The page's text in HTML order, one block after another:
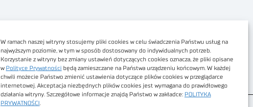
W ramach naszej witryny stosujemy pliki cookies w celu świadczenia Państwu usług na
najwyższym poziomie, w tym w sposób dostosowany do indywidualnych potrzeb.
Korzystanie z witryny bez zmiany ustawień dotyczących cookies oznacza, że pliki opisane
w Polityce Prywatności będą zamieszczane na Państwa urządzeniu końcowym. W każdej
chwili możecie Państwo zmienić ustawienia dotyczące plików cookies w przeglądarce
internetowej. Akceptacja niezbędnych plików cookies jest wymagana do prawidłowego
działania witryny. Szczegółowe informacje znajdą Państwo w zakładce: POLITYKA
PRYWATNOŚCI
Dostępność cyfrowa
Regulamin Portalu
Regulamin sklepu